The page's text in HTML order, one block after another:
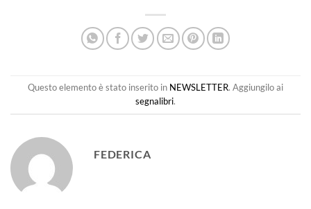
Questo elemento è stato inserito in NEWSLETTER. Aggiungilo ai
segnalibri.
FEDERICA